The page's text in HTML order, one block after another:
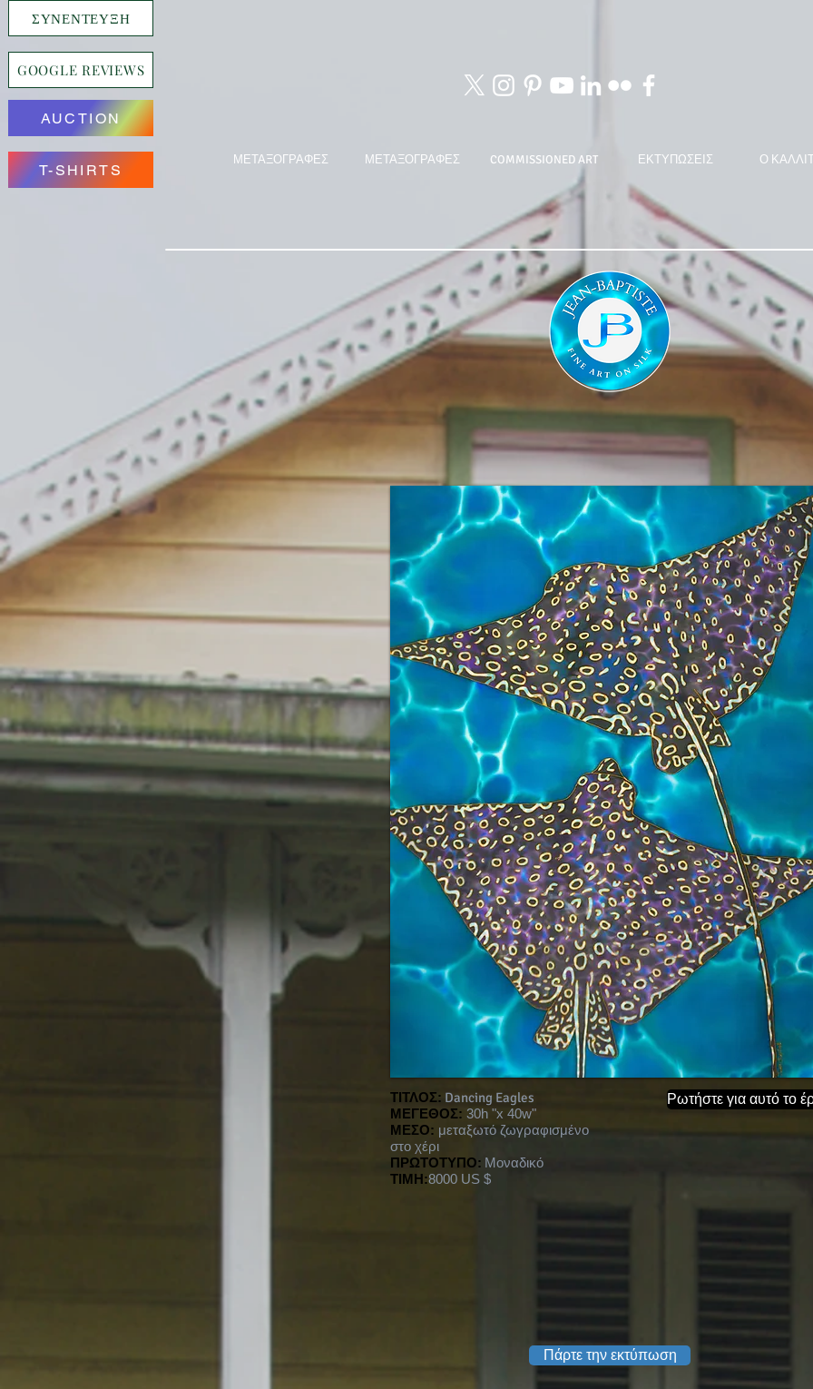
ΣΥΝΕΝΤΕΥΞΗ
GOOGLE REVIEWS
AUCTION
T-SHIRTS
ΜΕΤΑΞΟΓΡΑΦΕΣ ΜΕΤΑΞΟΓΡΑΦΕΣ COMMISSIONED ART ΕΚΤΥΠΩΣΕΙΣ Ο
ΤΙΤΛΟΣ: Dancing Eagles
ΜΕΓΕΘΟΣ: 30h "x 40w"
ΜΕΣΟ: μεταξωτό ζωγραφισμένο
στο χέρι
ΠΡΩΤΟΤΥΠΟ: Μοναδικό
ΤΙΜΗ:8000 US $
Ρωτήστε για αυτό το
Πάρτε την εκτύπωση